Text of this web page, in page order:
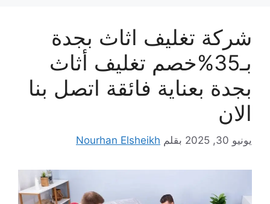
شركة تغليف اثاث بجدة
بـ35%خصم تغليف أثاث
بجدة بعناية فائقة اتصل بنا
الان
يونيو 30, 2025 بقلم Nourhan Elsheikh